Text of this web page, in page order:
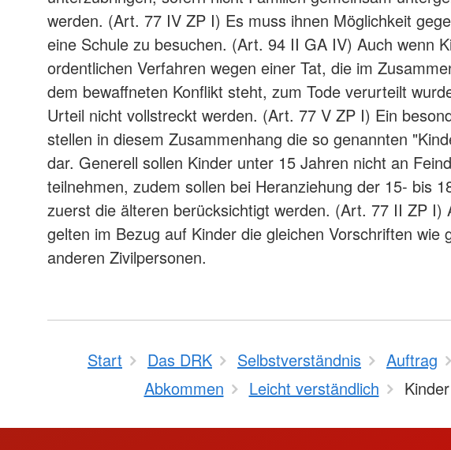
werden. (Art. 77 IV ZP I) Es muss ihnen Möglichkeit
eine Schule zu besuchen. (Art. 94 II GA IV) Auch wenn
ordentlichen Verfahren wegen einer Tat, die im
dem bewaffneten Konflikt steht, zum Tode verurteilt
Urteil nicht vollstreckt werden. (Art. 77 V ZP I) Ein
stellen in diesem Zusammenhang die so genannten
dar. Generell sollen Kinder unter 15 Jahren nicht an
teilnehmen, zudem sollen bei Heranziehung der 15- bis
zuerst die älteren berücksichtigt werden. (Art. 77 II ZP I)
gelten im Bezug auf Kinder die gleichen Vorschriften wie
anderen Zivilpersonen.
Start Das DRK Selbstverständnis Auftrag
Abkommen
Leicht verständlich Kinder